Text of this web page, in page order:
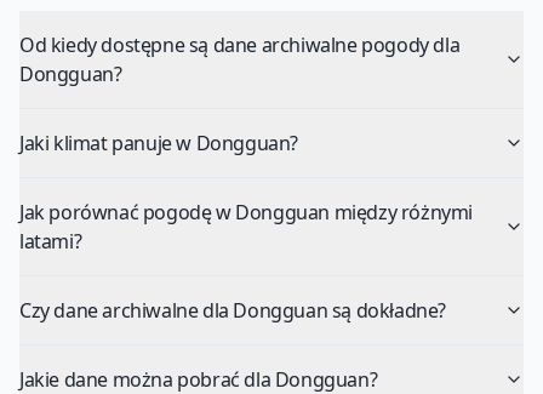
Od kiedy dostępne są dane archiwalne pogody dla
Dongguan?
Jaki klimat panuje w Dongguan?
Jak porównać pogodę w Dongguan między różnymi
latami?
Czy dane archiwalne dla Dongguan są dokładne?
Jakie dane można pobrać dla Dongguan?